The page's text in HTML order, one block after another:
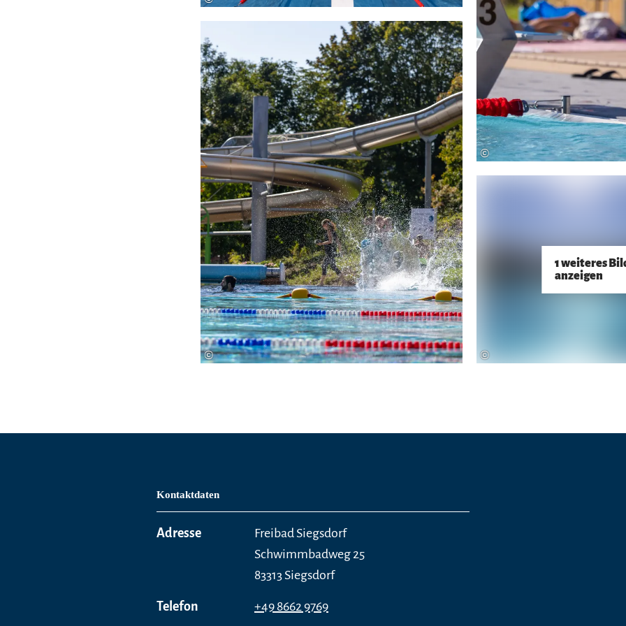
1 weiteres
anzeigen
©
©
©
Kontaktdaten
Adresse
Freibad Siegsdorf
Schwimmbadweg 25
83313 Siegsdorf
Telefon +49 8662 9769